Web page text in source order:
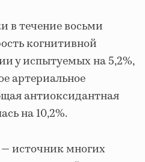
в течение восьми
когнитивной
у испытуемых на 5,2%,
артериальное
антиоксидантная
на 10,2%.
источник многих